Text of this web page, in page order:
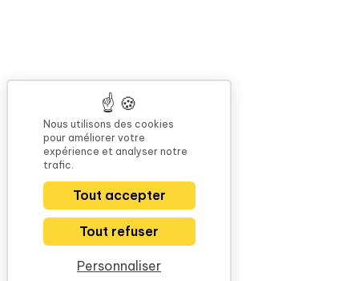
Nous utilisons des cookies
pour améliorer votre
expérience et analyser notre
trafic.
Tout accepter
Tout refuser
Personnaliser